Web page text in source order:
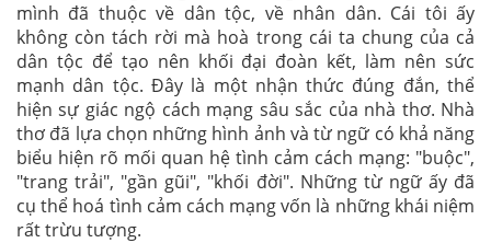
mình đã thuộc về dân tộc, về nhân dân. Cái tôi ấy
không còn tách rời mà hoà trong cái ta chung của cả
dân tộc để tạo nên khối đại đoàn kết, làm nên sức
mạnh dân tộc. Đây là một nhận thức đúng đắn, thể
hiện sự giác ngộ cách mạng sâu sắc của nhà thơ. Nhà
thơ đã lựa chọn những hình ảnh và từ ngữ có khả năng
biểu hiện rõ mối quan hệ tình cảm cách mạng: "buộc",
"trang trải", "gần gũi", "khối đời". Những từ ngữ ấy đã
cụ thể hoá tình cảm cách mạng vốn là những khái niệm
rất trừu tượng.